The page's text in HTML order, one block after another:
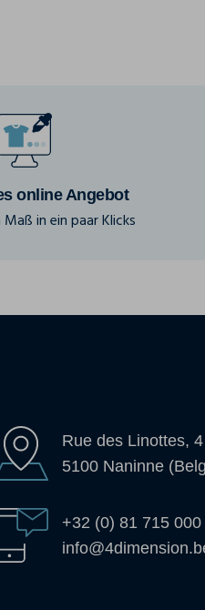
online Angebot
in ein paar Klicks
Rue des Linottes, 4
5100 Naninne
+32 (0) 81 715 000